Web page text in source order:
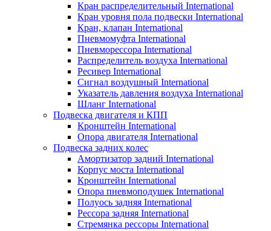
Кран распределительный International
Кран уровня пола подвески International
Кран, клапан International
Пневмомуфта International
Пневморессора International
Распределитель воздуха International
Ресивер International
Сигнал воздушный International
Указатель давления воздуха International
Шланг International
Подвеска двигателя и КПП
Кронштейн International
Опора двигателя International
Подвеска задних колес
Амортизатор задний International
Корпус моста International
Кронштейн International
Опора пневмоподушек International
Полуось задняя International
Рессора задняя International
Стремянка рессоры International